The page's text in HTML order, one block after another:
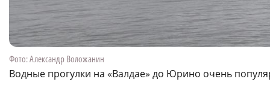
Фото: Александр Воложанин
Водные прогулки на «Валдае» до Юрино очень